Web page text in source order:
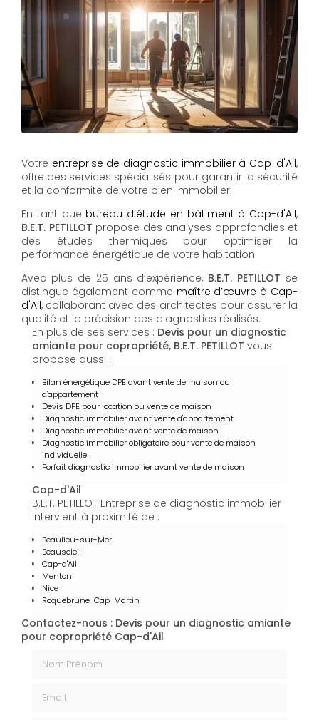
Votre entreprise de diagnostic immobilier à Cap-d'Ail,
offre des services spécialisés pour garantir la sécurité
et la conformité de votre bien immobilier.
En tant que bureau d’étude en bâtiment à Cap-d'Ail,
B.E.T. PETILLOT propose des analyses approfondies et
des études thermiques pour optimiser la
performance énergétique de votre habitation.
Avec plus de 25 ans d’expérience, B.E.T. PETILLOT se
distingue également comme maître d’œuvre à Cap-
d'Ail, collaborant avec des architectes pour assurer la
qualité et la précision des diagnostics réalisés.
En plus de ses services : Devis pour un diagnostic
amiante pour copropriété, B.E.T. PETILLOT vous
propose aussi :
Bilan énergétique DPE avant vente de maison ou
d'appartement
Devis DPE pour location ou vente de maison
Diagnostic immobilier avant vente d'appartement
Diagnostic immobilier avant vente de maison
Diagnostic immobilier obligatoire pour vente de maison
individuelle
Forfait diagnostic immobilier avant vente de maison
Cap-d'Ail
B.E.T. PETILLOT Entreprise de diagnostic immobilier
intervient à proximité de :
Beaulieu-sur-Mer
Beausoleil
Cap-d'Ail
Menton
Nice
Roquebrune-Cap-Martin
Contactez-nous : Devis pour un diagnostic amiante
pour copropriété Cap-d'Ail